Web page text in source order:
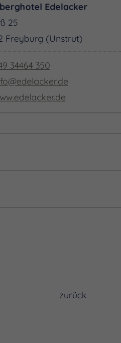
Edelacker
25
Freyburg (Unstrut)
34464 350
zurück